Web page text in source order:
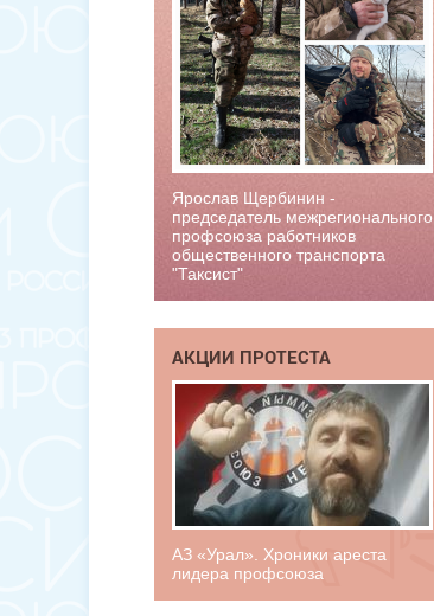
Ярослав Щербинин -
председатель межрегионального
профсоюза работников
общественного транспорта
"Таксист"
АКЦИИ ПРОТЕСТА
АЗ «Урал». Хроники ареста
лидера профсоюза